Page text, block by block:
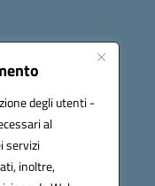
degli utenti -
al
servizi
inoltre,